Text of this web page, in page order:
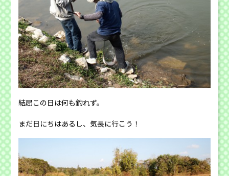
結局この日は何も釣れず。
まだ日にちはあるし、気長に行こう！